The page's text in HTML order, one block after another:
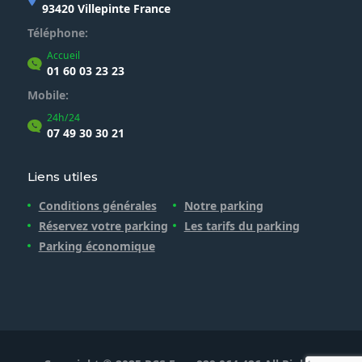
93420 Villepinte France
Téléphone:
Accueil
01 60 03 23 23
Mobile:
24h/24
07 49 30 30 21
Liens utiles
Conditions générales
Notre parking
Réservez votre parking
Les tarifs du parking
Parking économique